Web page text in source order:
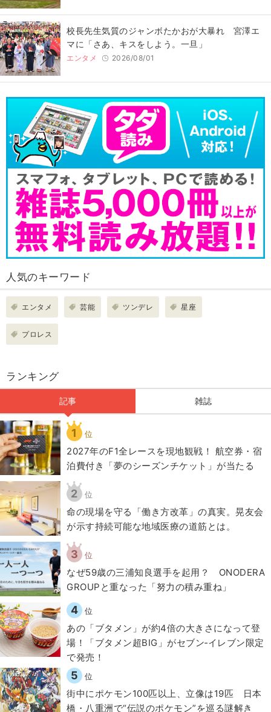
校長先生気質のジャンボたかおが大暴れ 宮澤エ
マに「さあ、キスをしよう。一旦」
エンタメ 2026/08/01
人気のキーワード
エンタメ 芸能 ツンデレ 星座
プロレス
ランキング
記事 雑誌
1 位
2027年のF1全レースを現地観戦！ 航空券・宿
泊費付き「夢のシーズンチケット」が当たる
2 位
​命の現場を守る「働き方改革」の真実。晃友会
が示す持続可能な地域医療の道筋とは。
3 位
なぜ59歳の三浦知良選手を起用？ ONODERA
GROUPと重なった「努力の積み重ね」
4 位
あの「ブタメン」が約4倍の大きさになって登
場！「ブタメン超BIG」がセブン‐イレブン限定
で発売！
5 位
街中にポケモン100匹以上、立像は19匹 日本
橋・八重洲で“伝説のポケモン”を巡る謎解き